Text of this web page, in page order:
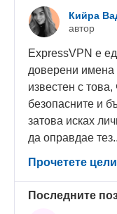
Кийра
автор
ExpressVPN е
доверени имена
известен с
безопасните и
затова исках
да оправдае
Прочетете
Последните